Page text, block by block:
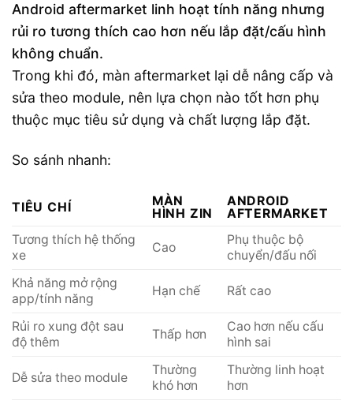
Android aftermarket linh hoạt tính năng nhưng
rủi ro tương thích cao hơn nếu lắp đặt/cấu hình
không chuẩn.
Trong khi đó, màn aftermarket lại dễ nâng cấp và
sửa theo module, nên lựa chọn nào tốt hơn phụ
thuộc mục tiêu sử dụng và chất lượng lắp đặt.
So sánh nhanh:
TIÊU CHÍ
MÀN
HÌNH ZIN
ANDROID
AFTERMARKET
Tương thích hệ thống
xe
Cao
Phụ thuộc bộ
chuyển/đấu nối
Khả năng mở rộng
app/tính năng
Hạn chế Rất cao
Rủi ro xung đột sau
độ thêm
Thấp hơn
Cao hơn nếu cấu
hình sai
Dễ sửa theo module
Thường
khó hơn
Thường linh hoạt
hơn